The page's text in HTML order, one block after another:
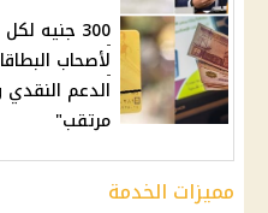
300 جنيه
لأصحاب
الدعم النقدي
مرتقب"
مميزات الخدمة